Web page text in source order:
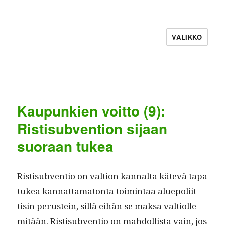
VALIKKO
Kaupunkien voitto (9):
Ristisubvention sijaan
suoraan tukea
Ris­tisub­ven­tio on val­tion kannal­ta kätevä tapa
tukea kan­nat­tam­a­ton­ta toim­intaa alue­poli­it­
tisin perustein, sil­lä eihän se mak­sa val­ti­olle
mitään. Ris­tisub­ven­tio on mah­dol­lista vain, jos